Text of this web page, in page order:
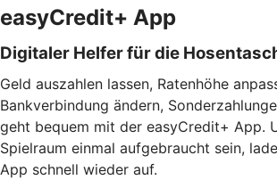
easyCredit+ App
Digitaler Helfer für die
Geld auszahlen lassen, Ratenhöhe
Bankverbindung ändern,
geht bequem mit der easyCredit+ App.
Spielraum einmal aufgebraucht sein,
App schnell wieder auf.